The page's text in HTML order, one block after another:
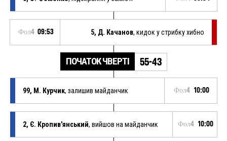
Фол4 09:53 5, Д. Качанов, кидок у стрибку хибно
ПОЧАТОК ЧВЕРТІ 55-43
99, М. Курчик, залишив майданчик Фол4 10:00
2, Є. Кропив'янський, вийшов на майданчик Фол4 10:00